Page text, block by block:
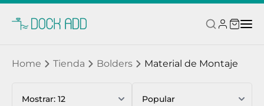
Home Tienda Bolders Material de Montaje